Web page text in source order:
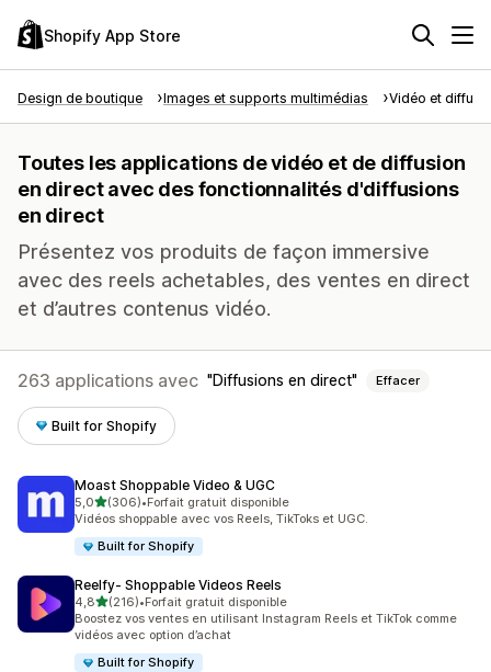
Shopify App Store
Design de boutique Images et supports multimédias Vidéo et
Toutes les applications de vidéo et de diffusion
en direct avec des fonctionnalités d'diffusions
en direct
Présentez vos produits de façon immersive
avec des reels achetables, des ventes en direct
et d’autres contenus vidéo.
263 applications avec Diffusions en direct Effacer
Built for Shopify
Moast Shoppable Video & UGC
5,0étoile(s) sur 5
(306)
306 avis au total
•Forfait gratuit disponible
Vidéos shoppable avec vos Reels, TikToks et UGC.
Built for Shopify
Reelfy‑ Shoppable Videos Reels
4,8étoile(s) sur 5
(216)
216 avis au total
•Forfait gratuit disponible
Boostez vos ventes en utilisant Instagram Reels et TikTok comme
vidéos avec option d’achat
Built for Shopify